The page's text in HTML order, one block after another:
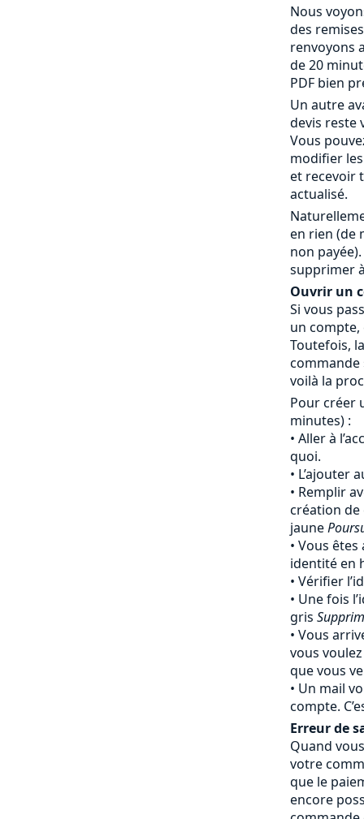
Nous
des
renvoyons
de 20
PDF bien
Un autre
devis reste
Vous
modifier
et recevoir
actualisé.
en rien (de
non
supprimer
Ouvrir un
Si vous
un compte,
Toutefois,
commande
voilà la
Pour créer
minutes) :
Aller à
quoi.
L’ajouter
Remplir
création
jaune
Vous êtes
identité en
Vérifier
Une fois
gris
Vous
vous
que vous
Un mail
compte.
Erreur de
Quand
votre
que le
encore